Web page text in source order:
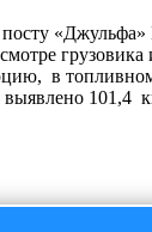
«Джульфа»
грузовика
в
101,4